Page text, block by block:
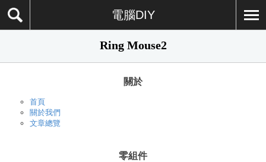
電腦DIY
Ring Mouse2
關於
首頁
關於我們
文章總覽
零組件